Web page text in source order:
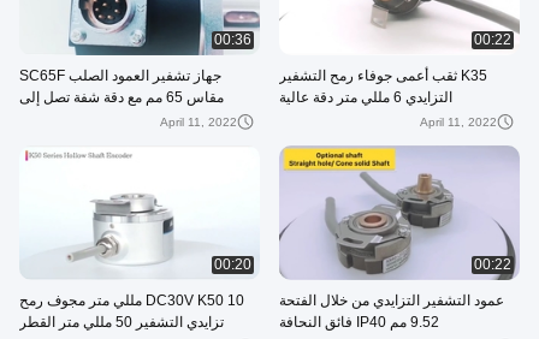
00:22
K35 ثقب أعمى جوفاء رمح التشفير
التزايدي 6 مللي متر دقة عالية
April 11, 2022
00:36
جهاز تشفير العمود الصلب SC65F
مقاس 65 مم مع دقة شفة تصل إلى
April 11, 2022
00:22
عمود التشفير التزايدي من خلال الفتحة
9.52 مم IP40 فائق النحافة
00:20
DC30V K50 10 مللي متر مجوف رمح
تزايدي التشفير 50 ​​مللي متر القطر